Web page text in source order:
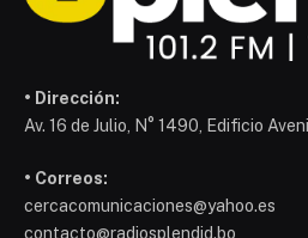
• Dirección:
Av. 16 de Julio, N° 1490, Edificio
• Correos:
cercacomunicaciones@yahoo.es
contacto@radiosplendid.bo